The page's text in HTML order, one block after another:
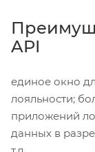
API
единое окно
лояльности;
приложений
данных в